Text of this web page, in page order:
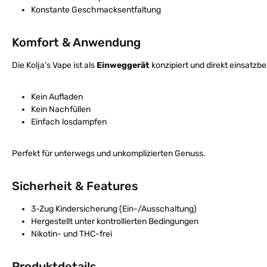
Konstante Geschmacksentfaltung
Komfort & Anwendung
Die Kolja’s Vape ist als Einweggerät konzipiert und direkt
Kein Aufladen
Kein Nachfüllen
Einfach losdampfen
Perfekt für unterwegs und unkomplizierten Genuss.
Sicherheit & Features
3-Zug Kindersicherung (Ein-/Ausschaltung)
Hergestellt unter kontrollierten Bedingungen
Nikotin- und THC-frei